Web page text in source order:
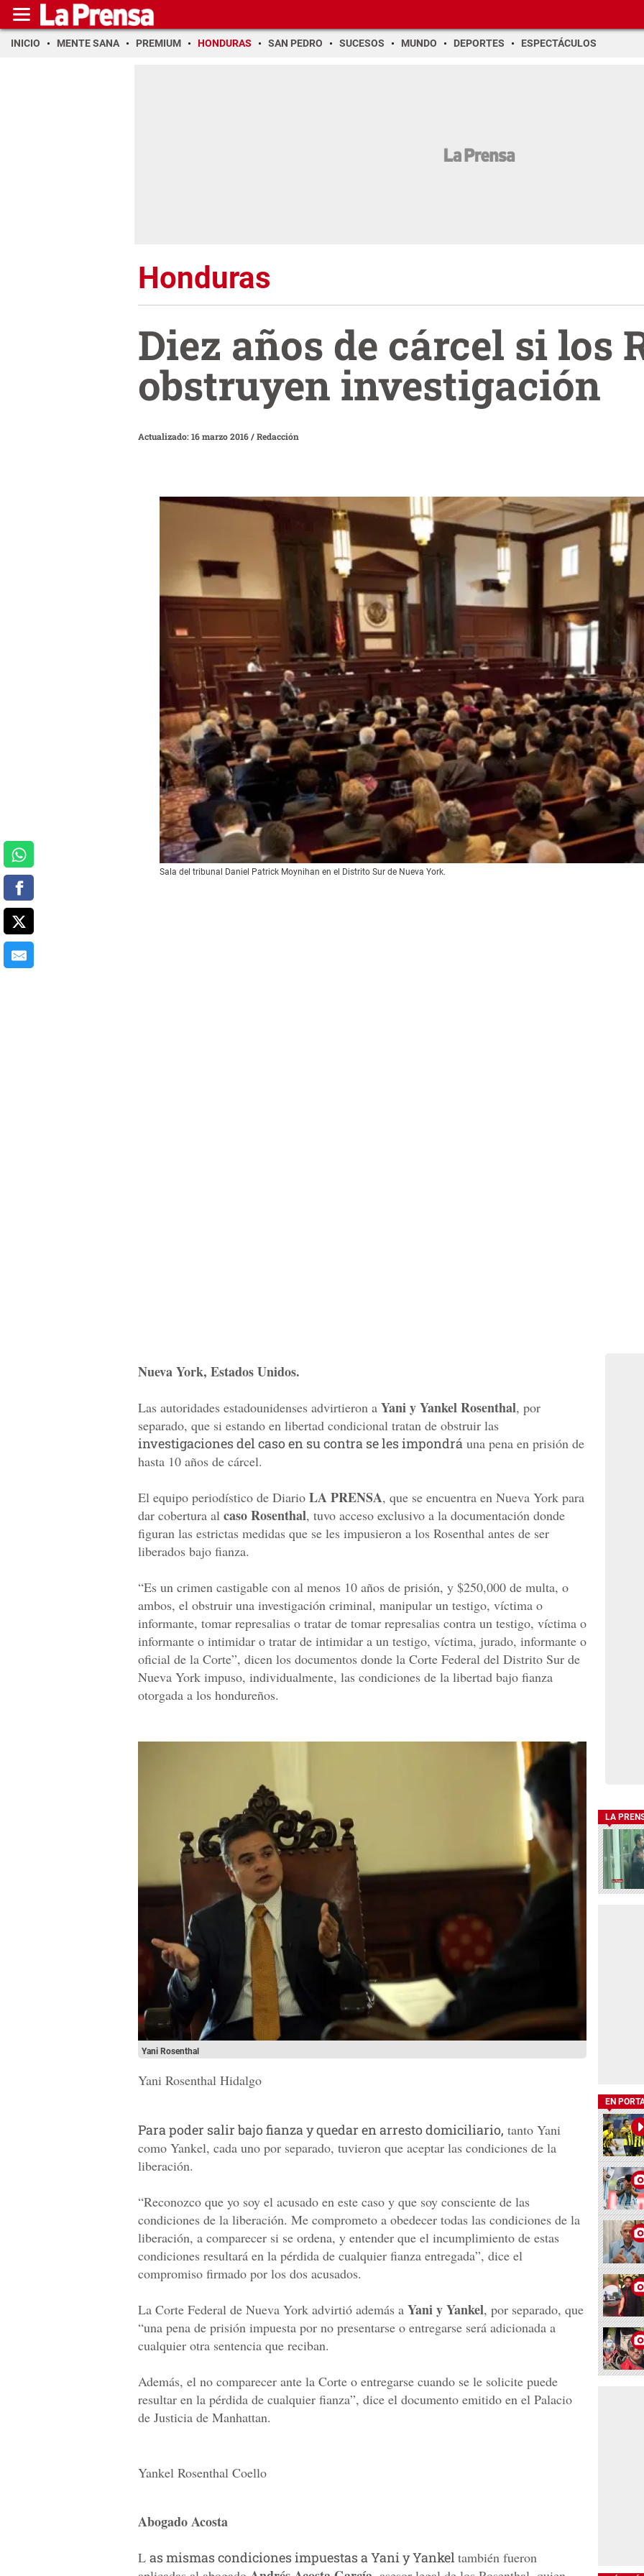
INICIO MENTE SANA PREMIUM HONDURAS SAN PEDRO SUCESOS MUNDO DEPORTES ESPECTÁCULOS
Honduras
Diez años de cárcel si los
obstruyen investigación
Actualizado: 16 marzo 2016/Redacción
Sala del tribunal Daniel Patrick Moynihan en el Distrito Sur de Nueva York.
Nueva York, Estados Unidos.
Las autoridades estadounidenses advirtieron a Yani y Yankel Rosenthal, por
separado, que si estando en libertad condicional tratan de obstruir las
investigaciones del caso en su contra se les impondrá una pena en prisión de
hasta 10 años de cárcel.
El equipo periodístico de Diario LA PRENSA, que se encuentra en Nueva York para
dar cobertura al caso Rosenthal, tuvo acceso exclusivo a la documentación donde
figuran las estrictas medidas que se les impusieron a los Rosenthal antes de ser
liberados bajo fianza.
“Es un crimen castigable con al menos 10 años de prisión, y $250,000 de multa, o
ambos, el obstruir una investigación criminal, manipular un testigo, víctima o
informante, tomar represalias o tratar de tomar represalias contra un testigo, víctima o
informante o intimidar o tratar de intimidar a un testigo, víctima, jurado, informante o
oficial de la Corte”, dicen los documentos donde la Corte Federal del Distrito Sur de
Nueva York impuso, individualmente, las condiciones de la libertad bajo fianza
otorgada a los hondureños.
Yani Rosenthal
Yani Rosenthal Hidalgo
Para poder salir bajo fianza y quedar en arresto domiciliario, tanto Yani
como Yankel, cada uno por separado, tuvieron que aceptar las condiciones de la
liberación.
“Reconozco que yo soy el acusado en este caso y que soy consciente de las
condiciones de la liberación. Me comprometo a obedecer todas las condiciones de la
liberación, a comparecer si se ordena, y entender que el incumplimiento de estas
condiciones resultará en la pérdida de cualquier fianza entregada”, dice el
compromiso firmado por los dos acusados.
La Corte Federal de Nueva York advirtió además a Yani y Yankel, por separado, que
“una pena de prisión impuesta por no presentarse o entregarse será adicionada a
cualquier otra sentencia que reciban.
Además, el no comparecer ante la Corte o entregarse cuando se le solicite puede
resultar en la pérdida de cualquier fianza”, dice el documento emitido en el Palacio
de Justicia de Manhattan.
Yankel Rosenthal Coello
Abogado Acosta
L as mismas condiciones impuestas a Yani y Yankel también fueron
LA
EN